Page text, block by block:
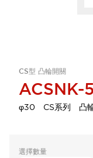
CS型 凸輪開關
ACSNK-
φ30 CS系列 凸
選擇數量